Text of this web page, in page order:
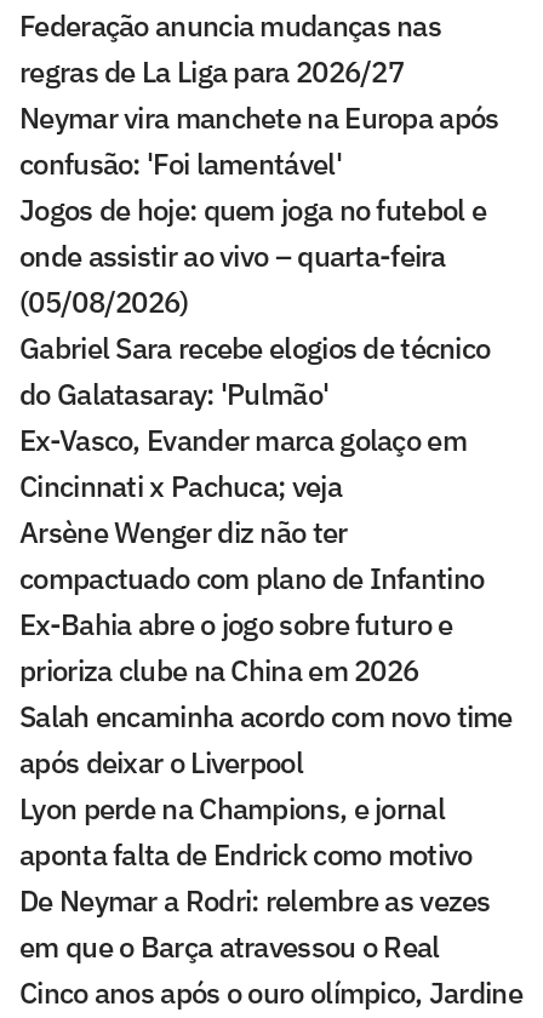
Federação anuncia mudanças nas
regras de La Liga para 2026/27
Neymar vira manchete na Europa após
confusão: 'Foi lamentável'
Jogos de hoje: quem joga no futebol e
onde assistir ao vivo – quarta-feira
(05/08/2026)
Gabriel Sara recebe elogios de técnico
do Galatasaray: 'Pulmão'
Ex-Vasco, Evander marca golaço em
Cincinnati x Pachuca; veja
Arsène Wenger diz não ter
compactuado com plano de Infantino
Ex-Bahia abre o jogo sobre futuro e
prioriza clube na China em 2026
Salah encaminha acordo com novo time
após deixar o Liverpool
Lyon perde na Champions, e jornal
aponta falta de Endrick como motivo
De Neymar a Rodri: relembre as vezes
em que o Barça atravessou o Real
Cinco anos após o ouro olímpico, Jardine